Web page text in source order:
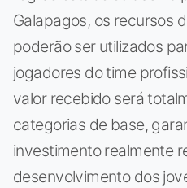
Galapagos, os recursos
poderão ser utilizados
jogadores do time
valor recebido será
categorias de base,
investimento realmente
desenvolvimento dos